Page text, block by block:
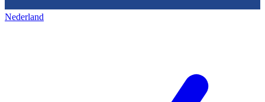
Nederland